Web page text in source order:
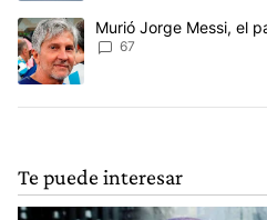
Un artículo de tendencia con el
Murió Jorge Messi, el
67